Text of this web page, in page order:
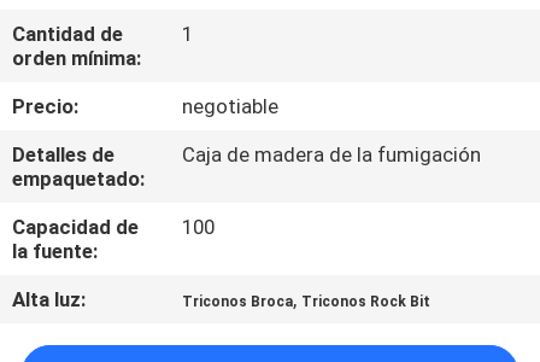
CONTROL
CALIDAD
ÉNTRENOS
EN
CONTACTO
Cantidad de
orden mínima:
1
Precio:
negotiable
Detalles de
empaquetado:
Caja de madera de la fumigación
Capacidad de
la fuente:
100
Alta luz: Triconos Broca, Triconos Rock Bit